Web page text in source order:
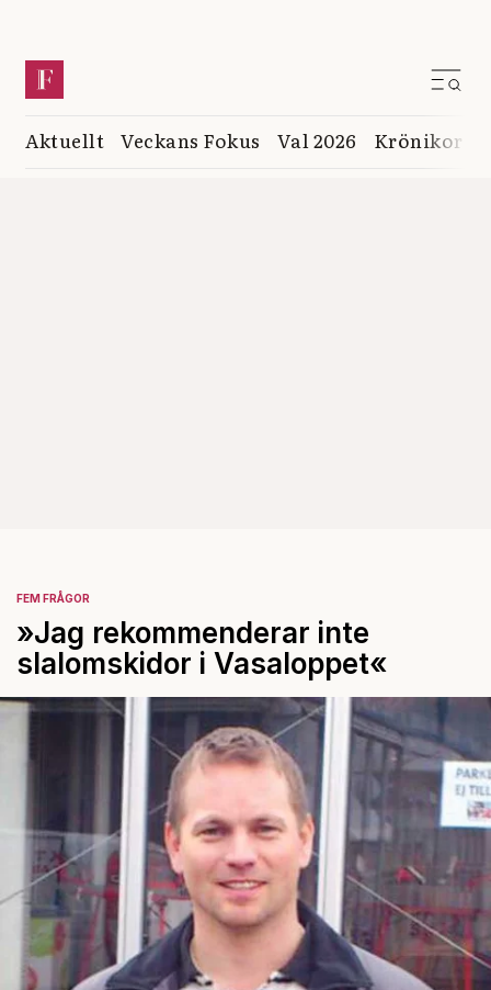
Aktuellt Veckans Fokus Val 2026 Krönikor
FEM FRÅGOR
»Jag rekommenderar inte
slalomskidor i Vasaloppet«